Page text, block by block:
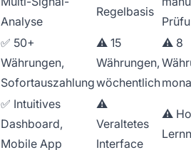
Analyse
Regelbasis
✅ 50+
Währungen,
Sofortauszahlung
⚠️ 15
Währungen,
wöchentlich
⚠️ 8
✅ Intuitives
Dashboard,
Mobile App
⚠️
Veraltetes
Interface
⚠️